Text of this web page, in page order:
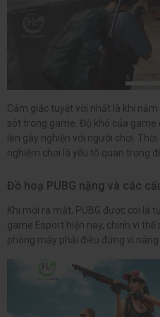
Cảm giác tuyệt vời nhất là khi
sót trong game. Độ khó của
lên gây nghiện với người chơi.
nghiệm chơi là yếu tố quan trọng
Đồ hoạ PUBG nặng và các
Khi mới ra mắt, PUBG được coi là
game Esport hiện nay, chính vì
phòng máy phải điêu đứng vì